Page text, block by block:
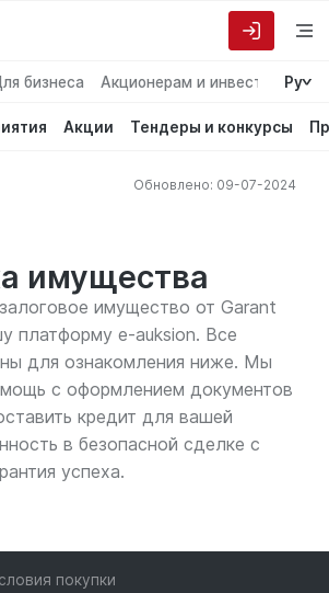
бизнеса Акционерам и инвесторам
Ру
Акции Тендеры и конкурсы
Обновлено: 09-07-2024
имущества
имущество от Garant
платформу e-auksion. Все
для ознакомления ниже. Мы
с оформлением документов
кредит для вашей
в безопасной сделке с
успеха.
покупки